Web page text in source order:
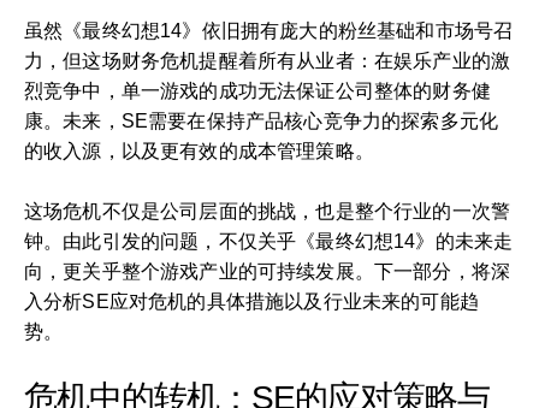
虽然《最终幻想14》依旧拥有庞大的粉丝基础和市场号召
力，但这场财务危机提醒着所有从业者：在娱乐产业的激
烈竞争中，单一游戏的成功无法保证公司整体的财务健
康。未来，SE需要在保持产品核心竞争力的探索多元化
的收入源，以及更有效的成本管理策略。
这场危机不仅是公司层面的挑战，也是整个行业的一次警
钟。由此引发的问题，不仅关乎《最终幻想14》的未来走
向，更关乎整个游戏产业的可持续发展。下一部分，将深
入分析SE应对危机的具体措施以及行业未来的可能趋
势。
危机中的转机：SE的应对策略与